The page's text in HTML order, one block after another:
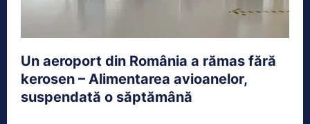
Un aeroport din România a rămas fără
kerosen – Alimentarea avioanelor,
suspendată o săptămână